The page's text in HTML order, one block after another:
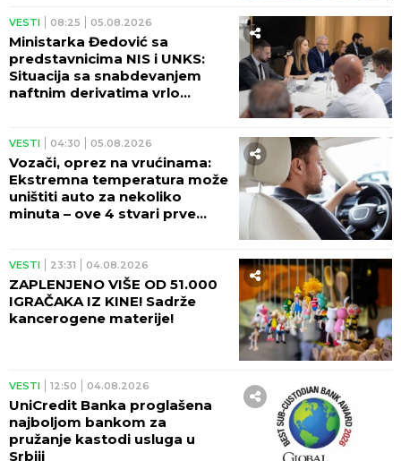
VESTI 08:25 05.08.2026
Ministarka Đedović sa
predstavnicima NIS i UNKS:
Situacija sa snabdevanjem
naftnim derivatima vrlo
VESTI 04:30 05.08.2026
Vozači, oprez na vrućinama:
Ekstremna temperatura može
uništiti auto za nekoliko
minuta – ove 4 stvari prve
VESTI 23:31 04.08.2026
ZAPLENJENO VIŠE OD 51.000
IGRAČAKA IZ KINE! Sadrže
kancerogene materije!
VESTI 12:50 04.08.2026
UniCredit Banka proglašena
najboljom bankom za
pružanje kastodi usluga u
Srbiji